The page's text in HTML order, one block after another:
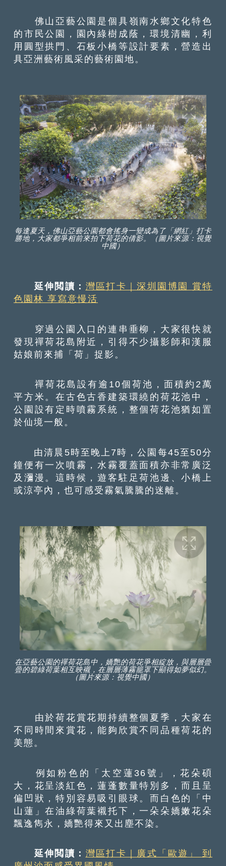
佛山亞藝公園是個具嶺南水鄉文化特色
的市民公園，園內綠樹成蔭，環境清幽，利
用圓型拱門、石板小橋等設計要素，營造出
具亞洲藝術風采的藝術園地。
每逢夏天，佛山亞藝公園都會搖身一變成為了「網紅」打卡
勝地，大家都爭相前來拍下荷花的倩影。（圖片來源：視覺
中國）
延伸閲讀： 灣區打卡｜深圳園博園 賞特
色園林 享寫意慢活
穿過公園入口的連串垂柳，大家很快就
發現禪荷花島附近，引得不少攝影師和漢服
姑娘前來捕「荷」捉影。
禪荷花島設有逾10個荷池，面積約2萬
平方米。在古色古香建築環繞的荷花池中，
公園設有定時噴霧系統，整個荷花池猶如置
於仙境一般。
由清晨5時至晚上7時，公園每45至50分
鐘便有一次噴霧，水霧覆蓋面積亦非常廣泛
及瀰漫。這時候，遊客駐足荷池邊、小橋上
或涼亭內，也可感受霧氣騰騰的迷離。
在亞藝公園的禪荷花島中，嬌艷的荷花爭相綻放，與層層曡
曡的碧綠荷葉相互映襯，在層層薄霧籠罩下顯得如夢似幻。
（圖片來源：視覺中國）
由於荷花賞花期持續整個夏季，大家在
不同時間來賞花，能夠欣賞不同品種荷花的
美態。
例如粉色的「太空蓮36號」，花朵碩
大，花呈淡紅色，蓮蓬數量特別多，而且呈
偏凹狀，特別容易吸引眼球。而白色的「中
山蓮」在油綠荷葉襯托下，一朵朵嬌嫩花朵
飄逸雋永，嬌艷得來又出塵不染。
延伸閲讀： 灣區打卡｜廣式「歐遊」 到